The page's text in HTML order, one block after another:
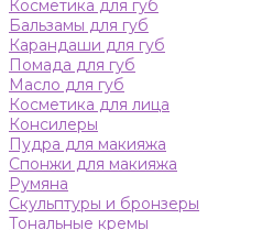
Косметика для губ
Бальзамы для губ
Карандаши для губ
Помада для губ
Масло для губ
Косметика для лица
Консилеры
Пудра для макияжа
Спонжи для макияжа
Румяна
Скульптуры и бронзеры
Тональные кремы